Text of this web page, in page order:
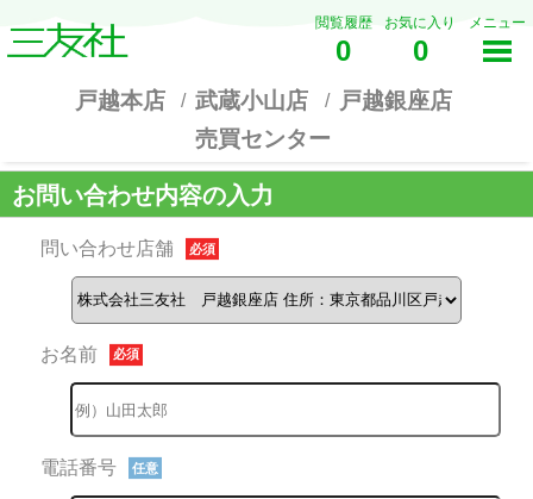
閲覧履歴
0
お気に入り
0
メニュー
戸越本店 武蔵小山店
戸越銀座店
売買センター
お問い合わせ内容の入力
問い合わせ店舗 必須
お名前 必須
電話番号 任意